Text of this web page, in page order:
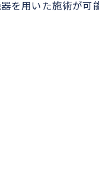
を用いた施術が可